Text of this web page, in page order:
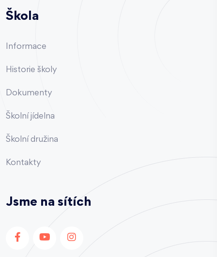
Škola
Informace
Historie školy
Dokumenty
Školní jídelna
Školní družina
Kontakty
Jsme na sítích